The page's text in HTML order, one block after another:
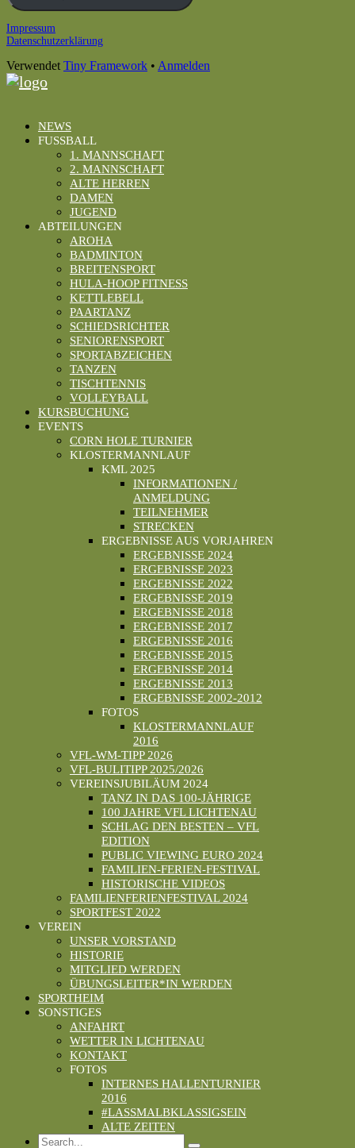
Footer
Impressum
Datenschutzerklärung
Verwendet Tiny Framework • Anmelden
NEWS
FUSSBALL
1. MANNSCHAFT
2. MANNSCHAFT
ALTE HERREN
DAMEN
JUGEND
ABTEILUNGEN
AROHA
BADMINTON
BREITENSPORT
HULA-HOOP FITNESS
KETTLEBELL
PAARTANZ
SCHIEDSRICHTER
SENIORENSPORT
SPORTABZEICHEN
TANZEN
TISCHTENNIS
VOLLEYBALL
KURSBUCHUNG
EVENTS
CORN HOLE TURNIER
KLOSTERMANNLAUF
KML 2025
INFORMATIONEN /
ANMELDUNG
TEILNEHMER
STRECKEN
ERGEBNISSE AUS VORJAHREN
ERGEBNISSE 2024
ERGEBNISSE 2023
ERGEBNISSE 2022
ERGEBNISSE 2019
ERGEBNISSE 2018
ERGEBNISSE 2017
ERGEBNISSE 2016
ERGEBNISSE 2015
ERGEBNISSE 2014
ERGEBNISSE 2013
ERGEBNISSE 2002-2012
FOTOS
KLOSTERMANNLAUF
2016
VFL-WM-TIPP 2026
VFL-BULITIPP 2025/2026
VEREINSJUBILÄUM 2024
TANZ IN DAS 100-JÄHRIGE
100 JAHRE VFL LICHTENAU
SCHLAG DEN BESTEN – VFL
EDITION
PUBLIC VIEWING EURO 2024
FAMILIEN-FERIEN-FESTIVAL
HISTORISCHE VIDEOS
FAMILIENFERIENFESTIVAL 2024
SPORTFEST 2022
VEREIN
UNSER VORSTAND
HISTORIE
MITGLIED WERDEN
ÜBUNGSLEITER*IN WERDEN
SPORTHEIM
SONSTIGES
ANFAHRT
WETTER IN LICHTENAU
KONTAKT
FOTOS
INTERNES HALLENTURNIER
2016
#LASSMALBKLASSIGSEIN
ALTE ZEITEN
Search